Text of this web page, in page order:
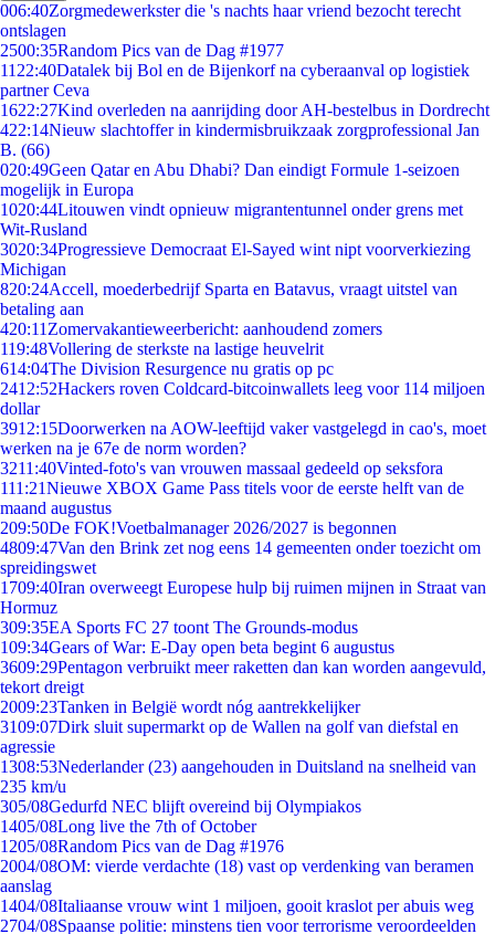
006:40Zorgmedewerkster die 's nachts haar vriend bezocht terecht
ontslagen
2500:35Random Pics van de Dag #1977
11 22:40Datalek bij Bol en de Bijenkorf na cyberaanval op logistiek
partner Ceva
1622:27Kind overleden na aanrijding door AH-bestelbus in Dordrecht
422:14Nieuw slachtoffer in kindermisbruikzaak zorgprofessional Jan
B. (66)
020:49Geen Qatar en Abu Dhabi? Dan eindigt Formule 1-seizoen
mogelijk in Europa
1020:44Litouwen vindt opnieuw migrantentunnel onder grens met
Wit-Rusland
3020:34Progressieve Democraat El-Sayed wint nipt voorverkiezing
Michigan
820:24Accell, moederbedrijf Sparta en Batavus, vraagt uitstel van
betaling aan
420:11 Zomervakantieweerbericht: aanhoudend zomers
119:48Vollering de sterkste na lastige heuvelrit
614:04The Division Resurgence nu gratis op pc
2412:52Hackers roven Coldcard-bitcoinwallets leeg voor 114 miljoen
dollar
3912:15Doorwerken na AOW-leeftijd vaker vastgelegd in cao's, moet
werken na je 67e de norm worden?
3211:40Vinted-foto's van vrouwen massaal gedeeld op seksfora
111:21Nieuwe XBOX Game Pass titels voor de eerste helft van de
maand augustus
209:50De FOK!Voetbalmanager 2026/2027 is begonnen
4809:47Van den Brink zet nog eens 14 gemeenten onder toezicht om
spreidingswet
1709:40Iran overweegt Europese hulp bij ruimen mijnen in Straat van
Hormuz
309:35EA Sports FC 27 toont The Grounds-modus
109:34Gears of War: E-Day open beta begint 6 augustus
3609:29Pentagon verbruikt meer raketten dan kan worden aangevuld,
tekort dreigt
2009:23Tanken in België wordt nóg aantrekkelijker
3109:07Dirk sluit supermarkt op de Wallen na golf van diefstal en
agressie
1308:53Nederlander (23) aangehouden in Duitsland na snelheid van
235 km/u
305/08Gedurfd NEC blijft overeind bij Olympiakos
1405/08Long live the 7th of October
1205/08Random Pics van de Dag #1976
2004/08OM: vierde verdachte (18) vast op verdenking van beramen
aanslag
1404/08Italiaanse vrouw wint 1 miljoen, gooit kraslot per abuis weg
2704/08Spaanse politie: minstens tien voor terrorisme veroordeelden